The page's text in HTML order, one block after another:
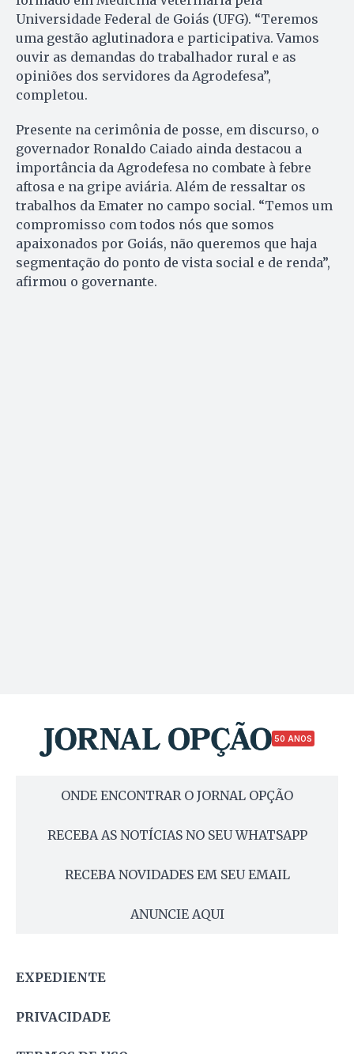
Universidade Federal de Goiás (UFG). “Teremos
uma gestão aglutinadora e participativa. Vamos
ouvir as demandas do trabalhador rural e as
opiniões dos servidores da Agrodefesa”,
completou.
Presente na cerimônia de posse, em discurso, o
governador Ronaldo Caiado ainda destacou a
importância da Agrodefesa no combate à febre
aftosa e na gripe aviária. Além de ressaltar os
trabalhos da Emater no campo social. “Temos um
compromisso com todos nós que somos
apaixonados por Goiás, não queremos que haja
segmentação do ponto de vista social e de renda”,
afirmou o governante.
50 ANOS
ONDE ENCONTRAR O JORNAL OPÇÃO
RECEBA AS NOTÍCIAS NO SEU WHATSAPP
RECEBA NOVIDADES EM SEU EMAIL
ANUNCIE AQUI
EXPEDIENTE
PRIVACIDADE